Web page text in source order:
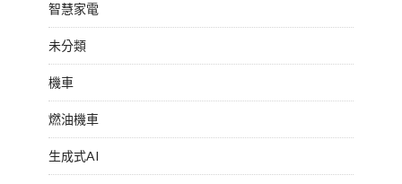
智慧家電
未分類
機車
燃油機車
生成式AI